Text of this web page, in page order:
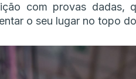
com provas dadas,
o seu lugar no topo